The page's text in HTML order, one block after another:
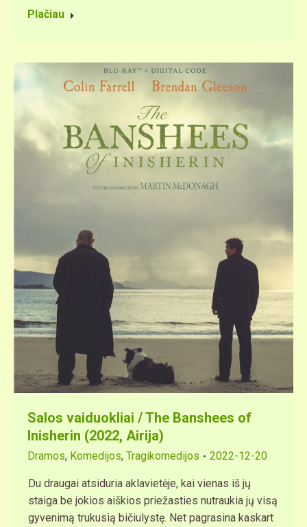
Plačiau
Salos vaiduokliai / The Banshees of
Inisherin (2022, Airija)
Dramos, Komedijos, Tragikomedijos 2022-12-20
Du draugai atsiduria aklavietėje, kai vienas iš jų
staiga be jokios aiškios priežasties nutraukia jų visą
gyvenimą trukusią bičiulystę. Net pagrasina kaskart